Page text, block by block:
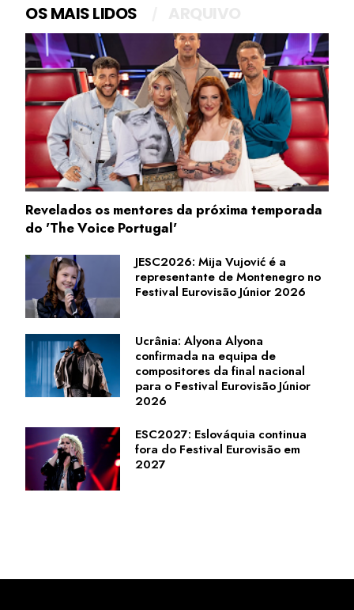
OS MAIS LIDOS
Revelados os mentores da próxima temporada
do 'The Voice Portugal'
JESC2026: Mija Vujović é a
representante de Montenegro no
Festival Eurovisão Júnior 2026
Ucrânia: Alyona Alyona
confirmada na equipa de
compositores da final nacional
para o Festival Eurovisão Júnior
2026
ESC2027: Eslováquia continua
fora do Festival Eurovisão em
2027